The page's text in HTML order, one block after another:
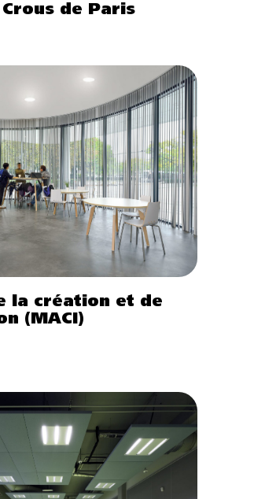
Crous de Paris
la création et de
(MACI)